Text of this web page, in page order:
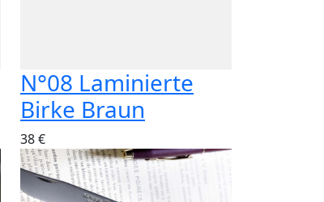
N°08 Laminierte
Birke Braun
38 €